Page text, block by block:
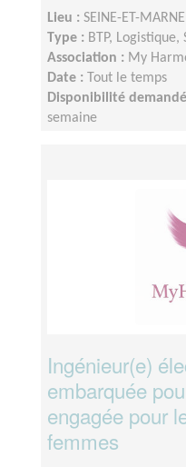
Lieu : SEINE-ET-
Type : BTP,
Association : My
Date :
Tout le temps
Disponibilité
semaine
Ingénieur(e)
embarquée
engagée pour
femmes